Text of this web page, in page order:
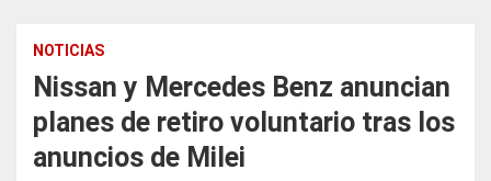
NOTICIAS
Nissan y Mercedes Benz anuncian
planes de retiro voluntario tras los
anuncios de Milei